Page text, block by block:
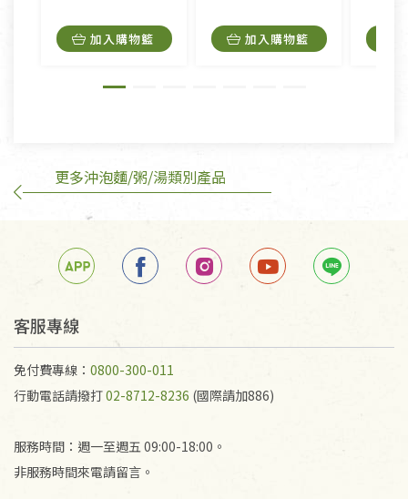
內衣褲、襪子、口罩個人衛生用品除商品本身有瑕疵
外,依據《通訊交易解除權合理例外情事適用準
訂購手抄稿退貨需知：
若未保持原包裝方式或未使用原箱退回，導致書籍有
任何折損、磨損、污損或凹角，將不接受退貨，也不
不接受退貨之手抄稿，為敬重法寶故，里仁網購無法
代為結緣處理等。 若需將手抄稿寄還給消費者，因而
產生的運費100元/箱將由消費者負擔。
加入購物籃 加入購物籃
更多沖泡麵/粥/湯類別產品
客服專線
免付費專線： 0800-300-011
行動電話請撥打02-8712-8236 (國際請加886)
服務時間：週一至週五 09:00-18:00。
非服務時間來電請留言。